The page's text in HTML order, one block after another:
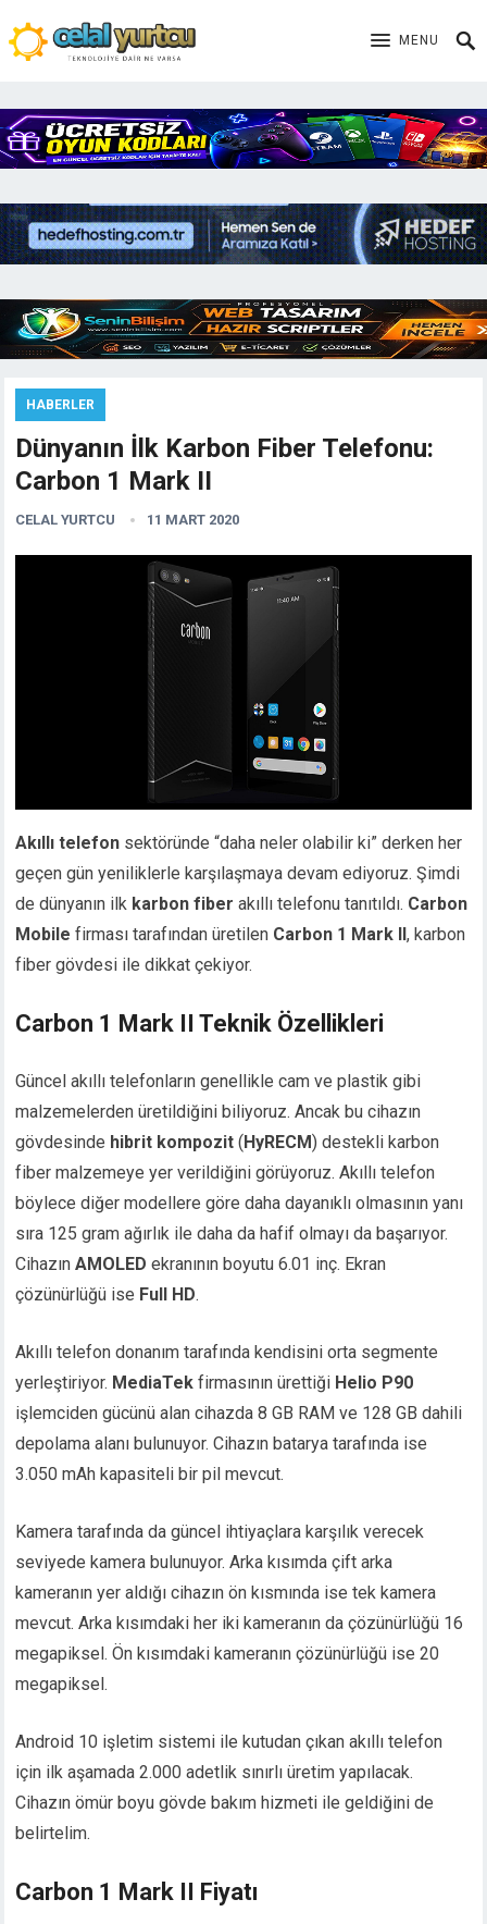
MENU
HABERLER
Dünyanın İlk Karbon Fiber Telefonu:
Carbon 1 Mark II
CELAL YURTCU 11 MART 2020
Akıllı telefon sektöründe “daha neler olabilir ki” derken her
geçen gün yeniliklerle karşılaşmaya devam ediyoruz. Şimdi
de dünyanın ilk karbon fiber akıllı telefonu tanıtıldı. Carbon
Mobile firması tarafından üretilen Carbon 1 Mark II, karbon
fiber gövdesi ile dikkat çekiyor.
Carbon 1 Mark II Teknik Özellikleri
Güncel akıllı telefonların genellikle cam ve plastik gibi
malzemelerden üretildiğini biliyoruz. Ancak bu cihazın
gövdesinde hibrit kompozit ( HyRECM) destekli karbon
fiber malzemeye yer verildiğini görüyoruz. Akıllı telefon
böylece diğer modellere göre daha dayanıklı olmasının yanı
sıra 125 gram ağırlık ile daha da hafif olmayı da başarıyor.
CihazınAMOLED ekranının boyutu 6.01 inç. Ekran
çözünürlüğü ise Full HD.
Akıllı telefon donanım tarafında kendisini orta segmente
yerleştiriyor. MediaTek firmasının ürettiği Helio P90
işlemciden gücünü alan cihazda 8 GB RAM ve 128 GB dahili
depolama alanı bulunuyor. Cihazın batarya tarafında ise
3.050 mAh kapasiteli bir pil mevcut.
Kamera tarafında da güncel ihtiyaçlara karşılık verecek
seviyede kamera bulunuyor. Arka kısımda çift arka
kameranın yer aldığı cihazın ön kısmında ise tek kamera
mevcut. Arka kısımdaki her iki kameranın da çözünürlüğü 16
megapiksel. Ön kısımdaki kameranın çözünürlüğü ise 20
megapiksel.
Android 10 işletim sistemi ile kutudan çıkan akıllı telefon
için ilk aşamada 2.000 adetlik sınırlı üretim yapılacak.
Cihazın ömür boyu gövde bakım hizmeti ile geldiğini de
belirtelim.
Carbon 1 Mark II Fiyatı